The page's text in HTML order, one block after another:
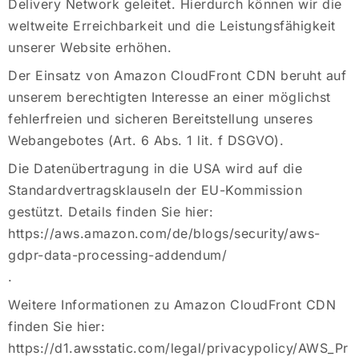
Delivery Network geleitet. Hierdurch können wir die
weltweite Erreichbarkeit und die Leistungsfähigkeit
unserer Website erhöhen.
Der Einsatz von Amazon CloudFront CDN beruht auf
unserem berechtigten Interesse an einer möglichst
fehlerfreien und sicheren Bereitstellung unseres
Webangebotes (Art. 6 Abs. 1 lit. f DSGVO).
Die Datenübertragung in die USA wird auf die
Standardvertragsklauseln der EU-Kommission
gestützt. Details finden Sie hier:
https://aws.amazon.com/de/blogs/security/aws-
gdpr-data-processing-addendum/
.
Weitere Informationen zu Amazon CloudFront CDN
finden Sie hier:
https://d1.awsstatic.com/legal/privacypolicy/AWS_Pr